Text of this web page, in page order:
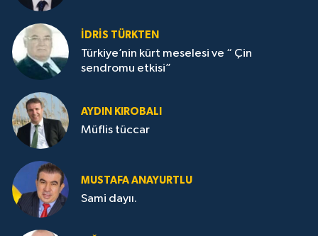
İDRİS TÜRKTEN
Türkiye’nin kürt meselesi ve “ Çin
sendromu etkisi”
AYDIN KIROBALI
Müflis tüccar
MUSTAFA ANAYURTLU
Sami dayıı.